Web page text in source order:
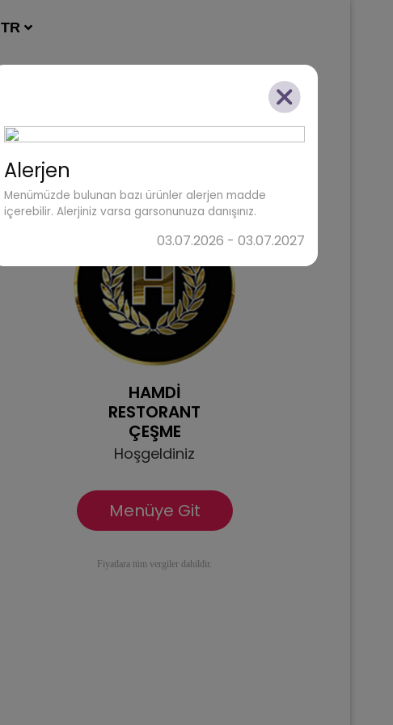
TR
HAMDİ
RESTORANT
ÇEŞME
Hoşgeldiniz
Menüye Git
Fiyatlara tüm vergiler dahildir.
Alerjen
Menümüzde bulunan bazı ürünler alerjen madde
içerebilir. Alerjiniz varsa garsonunuza danışınız.
03.07.2026 - 03.07.2027